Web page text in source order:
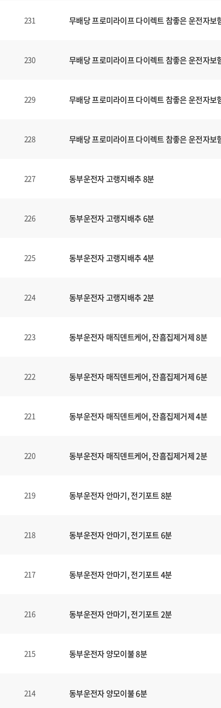
231 무배당 프로미라이프 다이렉트 참좋은 운전자보
230 무배당 프로미라이프 다이렉트 참좋은 운전자보
229 무배당 프로미라이프 다이렉트 참좋은 운전자보
228 무배당 프로미라이프 다이렉트 참좋은 운전자보
227 동부운전자 고랭지배추 8분
226 동부운전자 고랭지배추 6분
225 동부운전자 고랭지배추 4분
224 동부운전자 고랭지배추 2분
223 동부운전자 매직덴트케어, 잔흠집제거제 8분
222 동부운전자 매직덴트케어, 잔흠집제거제 6분
221 동부운전자 매직덴트케어, 잔흠집제거제 4분
220 동부운전자 매직덴트케어, 잔흠집제거제 2분
219 동부운전자 안마기, 전기포트 8분
218 동부운전자 안마기, 전기포트 6분
217 동부운전자 안마기, 전기포트 4분
216 동부운전자 안마기, 전기포트 2분
215 동부운전자 양모이불 8분
214 동부운전자 양모이불 6분